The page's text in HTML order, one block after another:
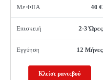
Με ΦΠΑ 40 €
Επισκευή 2-3 Ώρες
Εγγύηση 12 Μήνες
Κλείσε ραντεβού